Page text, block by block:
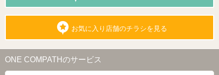
お気に入り店舗のチラシを見る
ONE COMPATHのサービス